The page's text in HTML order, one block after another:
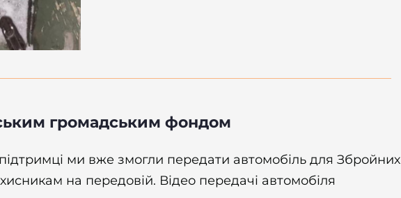
громадським фондом
ми вже змогли передати автомобіль для Збройних
на передовій. Відео передачі автомобіля